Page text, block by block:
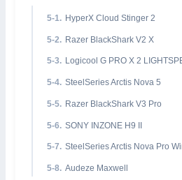
HyperX Cloud Stinger 2
Razer BlackShark V2 X
Logicool G PRO X 2
SteelSeries Arctis Nova 5
Razer BlackShark V3 Pro
SONY INZONE H9 II
SteelSeries Arctis Nova Pro
Audeze Maxwell